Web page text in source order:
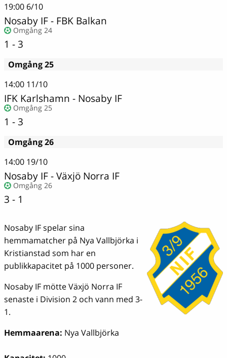
19:00 6/10
Nosaby IF- FBK Balkan
Omgång 24
1 - 3
Omgång 25
14:00 11/10
IFK Karlshamn - Nosaby IF
Omgång 25
1 - 3
Omgång 26
14:00 19/10
Nosaby IF-Växjö Norra IF
Omgång 26
3 - 1
Nosaby IF spelar sina
hemmamatcher på Nya Vallbjörka i
Kristianstad som har en
publikkapacitet på 1000 personer.
Nosaby IF mötte Växjö Norra IF
senaste i Division 2 och vann med 3-
1.
Hemmaarena: Nya Vallbjörka